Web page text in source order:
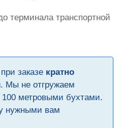
терминала транспортной
заказе кратно
. Мы не отгружаем
метровыми бухтами.
нужными вам